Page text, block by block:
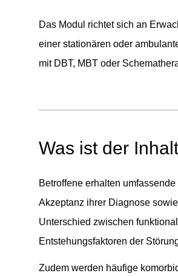
Das Modul richtet sich an
einer stationären oder
mit DBT, MBT oder
Was ist der
Betroffene erhalten
Akzeptanz ihrer Diagnose
Unterschied zwischen
Entstehungsfaktoren der
Zudem werden häufige